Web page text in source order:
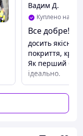
Вадим Д.
Куплено на
Все добре!
досить якісно
покриття,
Як перший
ідеально.